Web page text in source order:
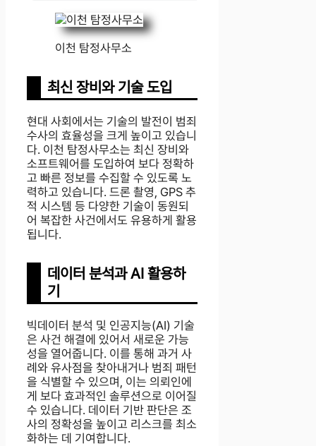
이천 탐정사무소
최신 장비와 기술 도입
현대 사회에서는 기술의 발전이 범죄
수사의 효율성을 크게 높이고 있습니
다. 이천 탐정사무소는 최신 장비와
소프트웨어를 도입하여 보다 정확하
고 빠른 정보를 수집할 수 있도록 노
력하고 있습니다. 드론 촬영, GPS 추
적 시스템 등 다양한 기술이 동원되
어 복잡한 사건에서도 유용하게 활용
됩니다.
데이터 분석과 AI 활용하
기
빅데이터 분석 및 인공지능(AI) 기술
은 사건 해결에 있어서 새로운 가능
성을 열어줍니다. 이를 통해 과거 사
례와 유사점을 찾아내거나 범죄 패턴
을 식별할 수 있으며, 이는 의뢰인에
게 보다 효과적인 솔루션으로 이어질
수 있습니다. 데이터 기반 판단은 조
사의 정확성을 높이고 리스크를 최소
화하는 데 기여합니다.